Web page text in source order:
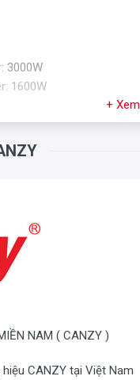
3000W
1600W
+
NAM ( CANZY )
CANZY tại Việt Nam